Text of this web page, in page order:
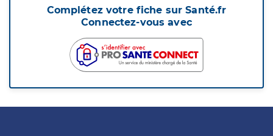
Complétez votre fiche sur Santé.fr
Connectez-vous avec